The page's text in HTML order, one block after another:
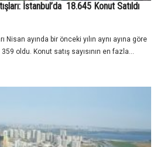
İstanbul’da 18.645 Konut Satıldı
Nisan ayında bir önceki yılın aynı ayına göre
oldu. Konut satış sayısının en fazla...